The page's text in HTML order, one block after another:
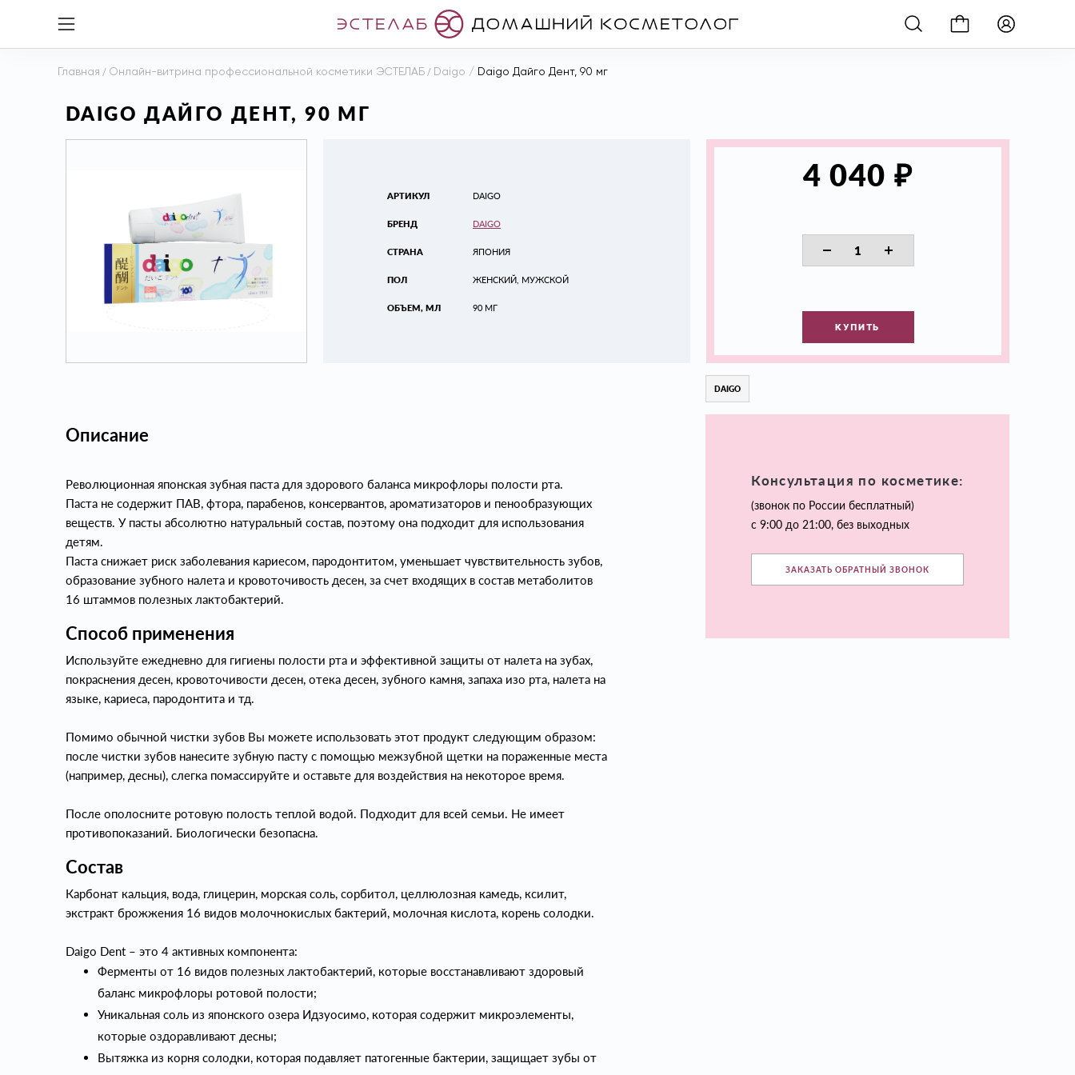
Главная / Онлайн-витрина профессиональной косметики ЭСТЕЛАБ / Daigo / Daigo Дайго Дент, 90 мг
DAIGO ДАЙГО ДЕНТ, 90 МГ
АРТИКУЛ
БРЕНД
СТРАНА
ПОЛ
ОБЪЕМ, МЛ
DAIGO
DAIGO
ЯПОНИЯ
ЖЕНСКИЙ, МУЖСКОЙ
90 МГ
4 040 ₽
КУПИТЬ
Описание
Революционная японская зубная паста для здорового баланса микрофлоры полости рта.
Паста не содержит ПАВ, фтора, парабенов, консервантов, ароматизаторов и пенообразующих
веществ. У пасты абсолютно натуральный состав, поэтому она подходит для использования
детям.
Паста снижает риск заболевания кариесом, пародонтитом, уменьшает чувствительность зубов,
образование зубного налета и кровоточивость десен, за счет входящих в состав метаболитов
16 штаммов полезных лактобактерий.
Способ применения
Используйте ежедневно для гигиены полости рта и эффективной защиты от налета на зубах,
покраснения десен, кровоточивости десен, отека десен, зубного камня, запаха изо рта, налета на
языке, кариеса, пародонтита и тд.
Помимо обычной чистки зубов Вы можете использовать этот продукт следующим образом:
после чистки зубов нанесите зубную пасту с помощью межзубной щетки на пораженные места
(например, десны), слегка помассируйте и оставьте для воздействия на некоторое время.
После ополосните ротовую полость теплой водой. Подходит для всей семьи. Не имеет
противопоказаний. Биологически безопасна.
Состав
Карбонат кальция, вода, глицерин, морская соль, сорбитол, целлюлозная камедь, ксилит,
экстракт брожжения 16 видов молочнокислых бактерий, молочная кислота, корень солодки.
Daigo Dent – это 4 активных компонента:
Ферменты от 16 видов полезных лактобактерий, которые восстанавливают здоровый
баланс микрофлоры ротовой полости;
Уникальная соль из японского озера Идзуосимо, которая содержит микроэлементы,
которые оздоравливают десны;
Вытяжка из корня солодки, которая подавляет патогенные бактерии, защищает зубы от
DAIGO
Консультация по косметике:
(звонок по России бесплатный)
с 9:00 до 21:00, без выходных
ЗАКАЗАТЬ ОБРАТНЫЙ ЗВОНОК